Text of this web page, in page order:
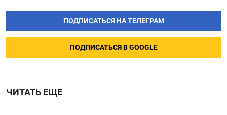
ПОДПИСАТЬСЯ НА ТЕЛЕГРАМ
ПОДПИСАТЬСЯ В GOOGLE
ЧИТАТЬ ЕЩЕ